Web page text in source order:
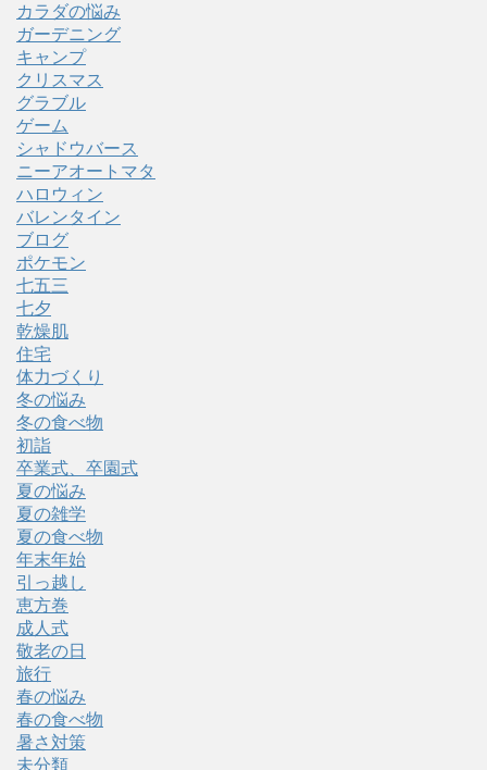
カラダの悩み
ガーデニング
キャンプ
クリスマス
グラブル
ゲーム
シャドウバース
ニーアオートマタ
ハロウィン
バレンタイン
ブログ
ポケモン
七五三
七夕
乾燥肌
住宅
体力づくり
冬の悩み
冬の食べ物
初詣
卒業式、卒園式
夏の悩み
夏の雑学
夏の食べ物
年末年始
引っ越し
恵方巻
成人式
敬老の日
旅行
春の悩み
春の食べ物
暑さ対策
未分類